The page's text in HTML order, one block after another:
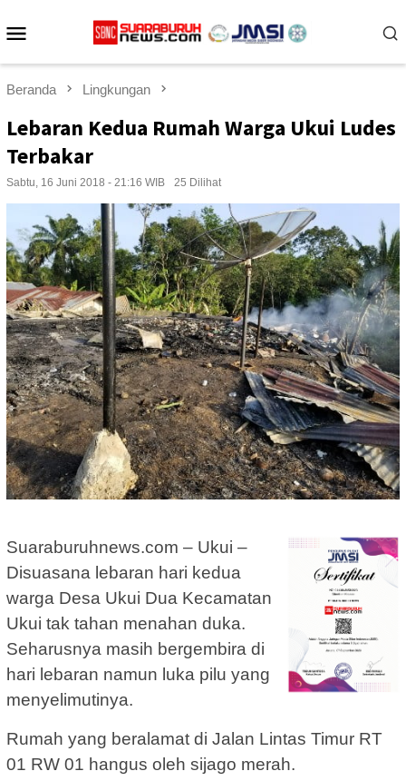
ke
Beranda Lingkungan
Lebaran Kedua Rumah Warga Ukui Ludes
Terbakar
Sabtu, 16 Juni 2018 - 21:16 WIB 25 Dilihat
Suaraburuhnews.com – Ukui –
Disuasana lebaran hari kedua
warga Desa Ukui Dua Kecamatan
Ukui tak tahan menahan duka.
Seharusnya masih bergembira di
hari lebaran namun luka pilu yang
menyelimutinya.
Rumah yang beralamat di Jalan Lintas Timur RT
01 RW 01 hangus oleh sijago merah.